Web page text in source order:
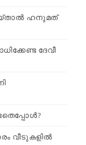
ഹനുമത്
ദേവീ
വീടുകളിൽ